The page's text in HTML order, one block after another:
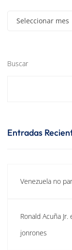
Seleccionar mes
Buscar
Entradas
Venezuela no
Ronald Acuña
jonrones